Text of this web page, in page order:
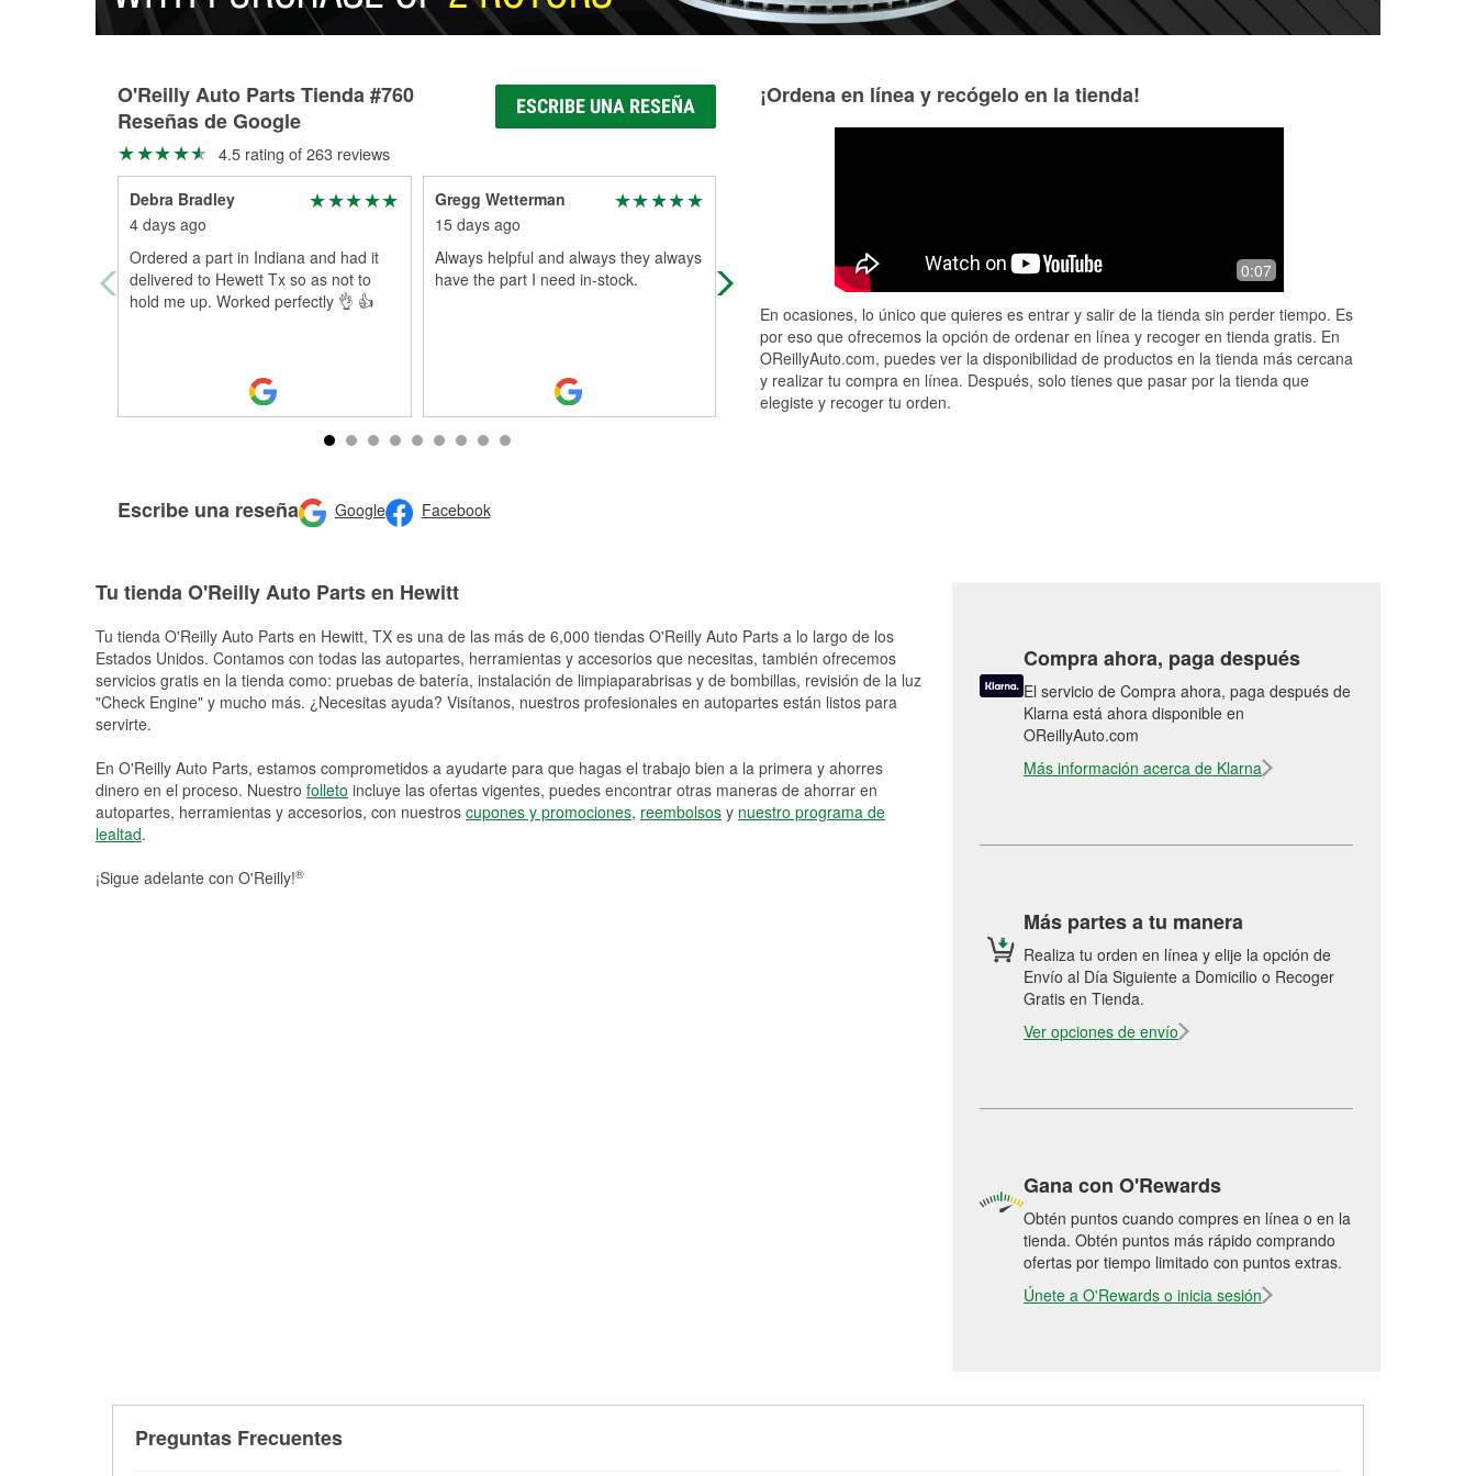
O'Reilly Auto Parts Tienda #760
Reseñas de Google
ESCRIBE UNA RESEÑA
4.5 rating of 263 reviews
Debra Bradley
4 days ago
Ordered a part in Indiana and had it
delivered to Hewett Tx so as not to
hold me up. Worked perfectly 👌 👍
Gregg Wetterman
15 days ago
Always helpful and always they always
have the part I need in-stock.
Heather was absolutely awesome!
She helped me replace my battery
easy, and stress-free. She was
knowledgeable,...Read More
Heather went above and beyond.
Explained all my car battery choices
Very helpful. In and out process.
being turned
Escribe una reseña Google Facebook
¡Ordena en línea y recógelo en la tienda!
0:07
En ocasiones, lo único que quieres es entrar y salir de la tienda sin perder tiempo. Es
por eso que ofrecemos la opción de ordenar en línea y recoger en tienda gratis. En
OReillyAuto.com, puedes ver la disponibilidad de productos en la tienda más cercana
y realizar tu compra en línea. Después, solo tienes que pasar por la tienda que
elegiste y recoger tu orden.
Tu tienda O'Reilly Auto Parts en Hewitt
Tu tienda O'Reilly Auto Parts en Hewitt, TX es una de las más de 6,000 tiendas O'Reilly Auto Parts a lo largo de los
Estados Unidos. Contamos con todas las autopartes, herramientas y accesorios que necesitas, también ofrecemos
servicios gratis en la tienda como: pruebas de batería, instalación de limpiaparabrisas y de bombillas, revisión de la luz
"Check Engine" y mucho más. ¿Necesitas ayuda? Visítanos, nuestros profesionales en autopartes están listos para
servirte.
En O'Reilly Auto Parts, estamos comprometidos a ayudarte para que hagas el trabajo bien a la primera y ahorres
dinero en el proceso. Nuestro folleto incluye las ofertas vigentes, puedes encontrar otras maneras de ahorrar en
autopartes, herramientas y accesorios, con nuestros cupones y promociones, reembolsos y nuestro programa de
lealtad.
¡Sigue adelante con O'Reilly!®
Compra ahora, paga después
El servicio de Compra ahora, paga después de
Klarna está ahora disponible en
OReillyAuto.com
Más información acerca de Klarna
Más partes a tu manera
Realiza tu orden en línea y elije la opción de
Envío al Día Siguiente a Domicilio o Recoger
Gratis en Tienda.
Ver opciones de envío
Gana con O'Rewards
Obtén puntos cuando compres en línea o en la
tienda. Obtén puntos más rápido comprando
ofertas por tiempo limitado con puntos extras.
Únete a O'Rewards o inicia sesión
Preguntas Frecuentes